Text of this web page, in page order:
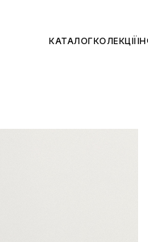
КАТАЛОГКОЛЕКЦІЇ